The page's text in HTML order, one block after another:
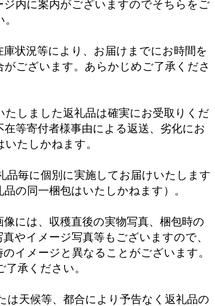
ジ内に案内がございますのでそちらをご
庫状況等により、お届けまでにお時間を
がございます。あらかじめご了承くださ
たしました返礼品は確実にお受取りくだ
在等寄付者様事由による返送、劣化にお
たしかねます。
品毎に個別に実施してお届けいたします
品の同一梱包はいたしかねます）。
像には、収穫直後の実物写真、梱包時の
やイメージ写真等もございますので、
のイメージと異なることがございます。
承ください。
は天候等、都合により予告なく返礼品の